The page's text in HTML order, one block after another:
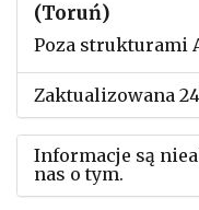
(Toruń)
Poza strukturami
Zaktualizowana
Informacje są
nas o tym.